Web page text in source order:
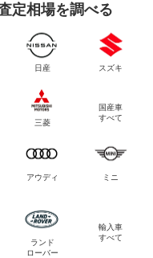
定相場を調べる
日産 スズキ
三菱
国産車
すべて
アウディ ミニ
ランド
ローバー
輸入車
すべて